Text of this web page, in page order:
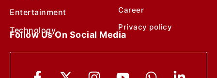
Entertainment
Technology
Career
Privacy policy
Follow Us On Social Media